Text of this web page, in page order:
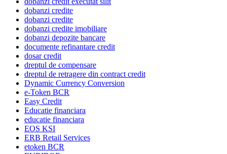
dobanzi credite
dobanzi credite
dobanzi credite imobiliare
dobanzi depozite bancare
documente refinantare credit
dosar credit
dreptul de compensare
dreptul de retragere din contract credit
Dynamic Currency Conversion
e-Token BCR
Easy Credit
Educatie financiara
educatie financiara
EOS KSI
ERB Retail Services
etoken BCR